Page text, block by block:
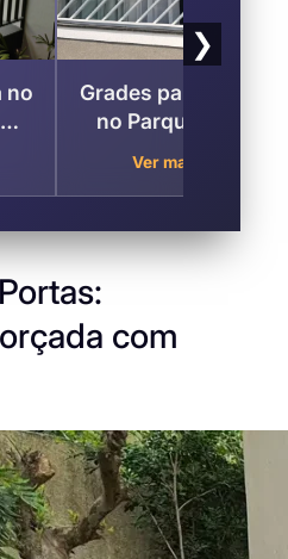
no
Grades para Janela
no Parque Nova
Ver mais →
❯
com